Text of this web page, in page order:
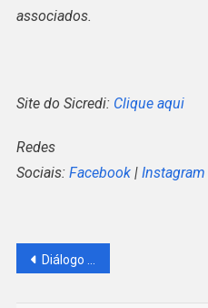
associados.
Site do Sicredi:Clique aqui
Redes
Sociais:Facebook|Instagram
Navegação
Diálogo e planejamento financeiro devem começar no namoro